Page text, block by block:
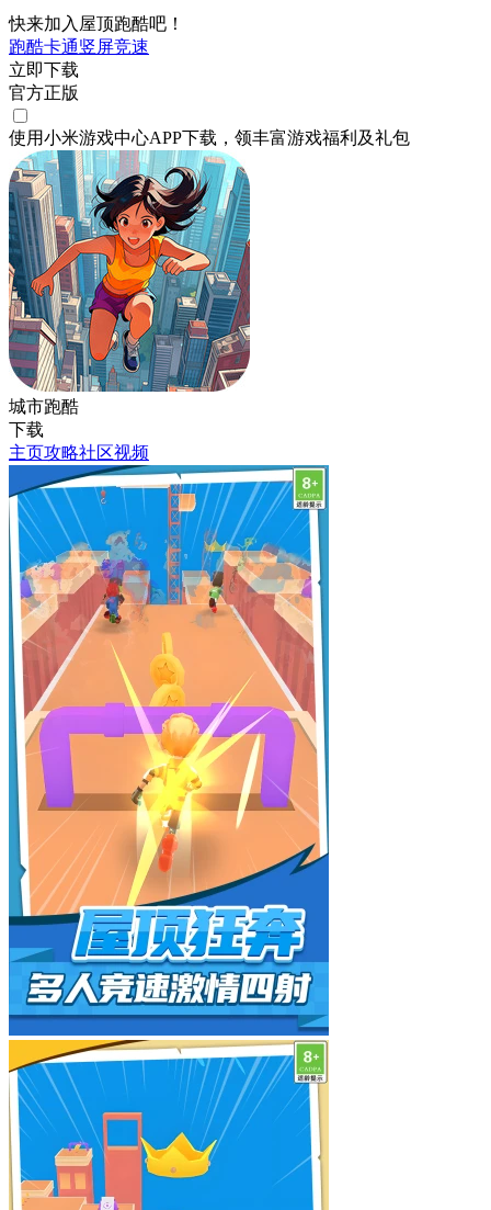
快来加入屋顶跑酷吧！
跑酷卡通竖屏竞速
立即下载
官方正版
使用小米游戏中心APP下载 ，领丰富游戏福利 及礼包
城市跑酷
下载
主页攻略社区视频